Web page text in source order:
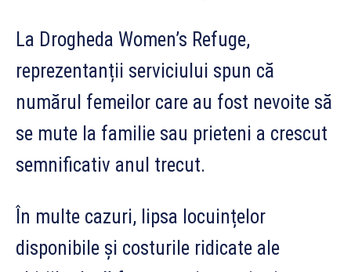
La Drogheda Women’s Refuge,
reprezentanții serviciului spun că
numărul femeilor care au fost nevoite să
se mute la familie sau prieteni a crescut
semnificativ anul trecut.
În multe cazuri, lipsa locuințelor
disponibile și costurile ridicate ale